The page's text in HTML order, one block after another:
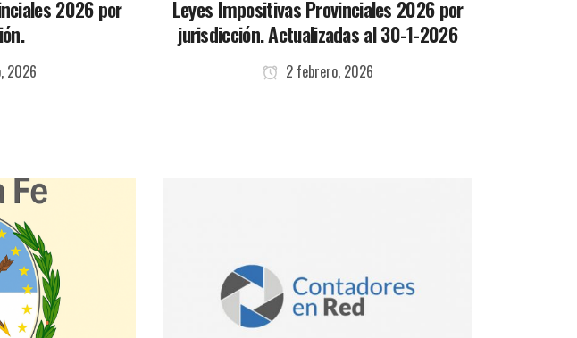
2026 por
2026
Leyes Impositivas Provinciales 2026 por
jurisdicción. Actualizadas al 30-1-2026
2 febrero, 2026